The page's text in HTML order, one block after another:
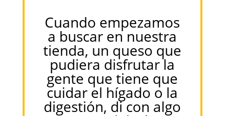
Cuando empezamos
a buscar en nuestra
tienda, un queso que
pudiera disfrutar la
gente que tiene que
cuidar el hígado o la
digestión, di con algo